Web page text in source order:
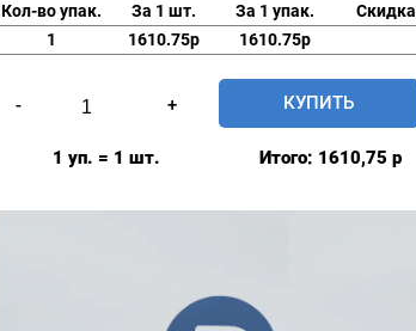
Кол-во упак. За 1 шт. За 1 упак.
Скидка
1
1610.75р 1610.75р
-
товара
Заготовка
гвоздиком
+ КУПИТЬ
1 уп. = 1 шт. Итого: 1610,75 р